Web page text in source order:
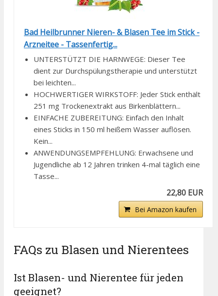
Bad Heilbrunner Nieren- & Blasen Tee im Stick -
Arzneitee - Tassenfertig...
UNTERSTÜTZT DIE HARNWEGE: Dieser Tee
dient zur Durchspülungstherapie und unterstützt
bei leichten...
HOCHWERTIGER WIRKSTOFF: Jeder Stick enthält
251 mg Trockenextrakt aus Birkenblättern...
EINFACHE ZUBEREITUNG: Einfach den Inhalt
eines Sticks in 150 ml heißem Wasser auflösen.
Kein...
ANWENDUNGSEMPFEHLUNG: Erwachsene und
Jugendliche ab 12 Jahren trinken 4-mal täglich eine
Tasse...
22,80 EUR
Bei Amazon kaufen
FAQs zu Blasen und Nierentees
Ist Blasen- und Nierentee für jeden
geeignet?